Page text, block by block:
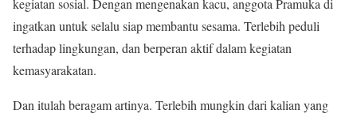
kegiatan sosial. Dengan mengenakan kacu, anggota Pramuka di
ingatkan untuk selalu siap membantu sesama. Terlebih peduli
terhadap lingkungan, dan berperan aktif dalam kegiatan
kemasyarakatan.
Dan itulah beragam artinya. Terlebih mungkin dari kalian yang